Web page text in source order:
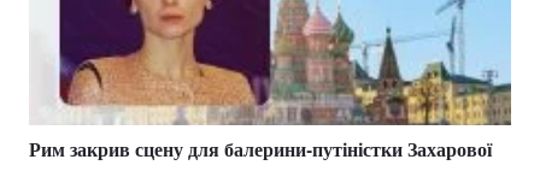
Рим закрив сцену для балерини-путіністки Захарової